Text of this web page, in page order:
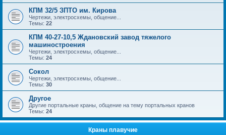
КПМ 32/5 ЗПТО им. Кирова
Чертежи, электросхемы, общение...
Темы: 22
КПМ 40-27-10,5 Ждановский завод тяжелого
машиностроения
Чертежи, электросхемы, общение...
Темы: 24
Сокол
Чертежи, электросхемы, общение...
Темы: 30
Другое
Другие портальные краны, общение на тему портальных кранов
Темы: 24
Краны плавучие